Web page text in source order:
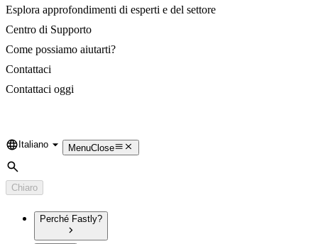
Esplora approfondimenti di esperti e del settore
Centro di Supporto
Come possiamo aiutarti?
Contattaci
Contattaci oggi
Language
Italiano MenuClose
Cerca
Chiaro
Perché Fastly?